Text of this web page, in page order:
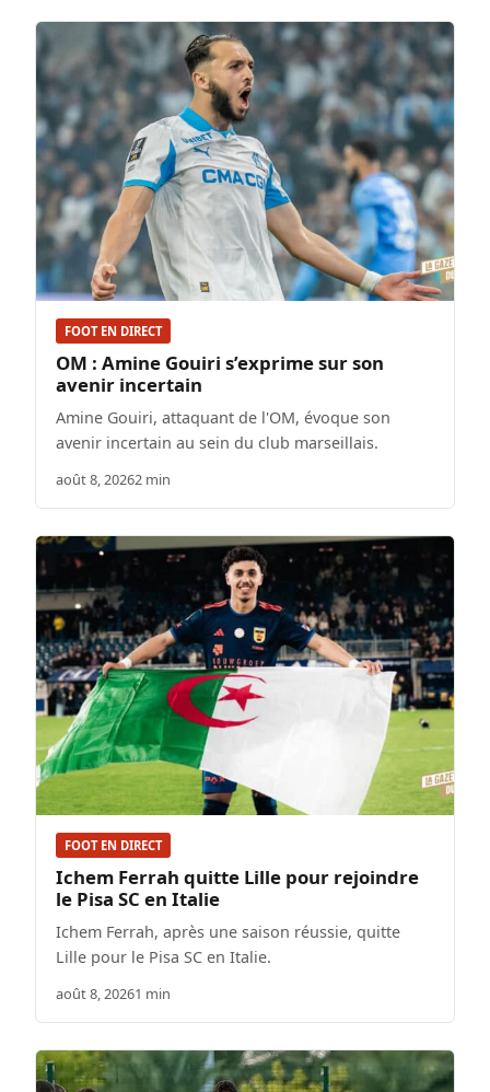
FOOT EN DIRECT
OM : Amine Gouiri s’exprime sur son
avenir incertain
Amine Gouiri, attaquant de l'OM, évoque son
avenir incertain au sein du club marseillais.
août 8, 20262 min
FOOT EN DIRECT
Ichem Ferrah quitte Lille pour rejoindre
le Pisa SC en Italie
Ichem Ferrah, après une saison réussie, quitte
Lille pour le Pisa SC en Italie.
août 8, 20261 min